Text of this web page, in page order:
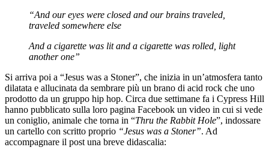
“And our eyes were closed and our brains traveled,
traveled somewhere else
And a cigarette was lit and a cigarette was rolled, light
another one”
Si arriva poi a “Jesus was a Stoner”, che inizia in un’atmosfera tanto
dilatata e allucinata da sembrare più un brano di acid rock che uno
prodotto da un gruppo hip hop. Circa due settimane fa i Cypress Hill
hanno pubblicato sulla loro pagina Facebook un video in cui si vede
un coniglio, animale che torna in “Thru the Rabbit Hole”, indossare
un cartello con scritto proprio “Jesus was a Stoner”. Ad
accompagnare il post una breve didascalia: